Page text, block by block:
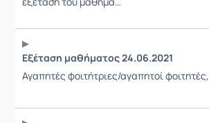
Εξέταση μαθήματος 24.06.2021
Αγαπητές φοιτήτριες/αγαπητοί φοιτητές,